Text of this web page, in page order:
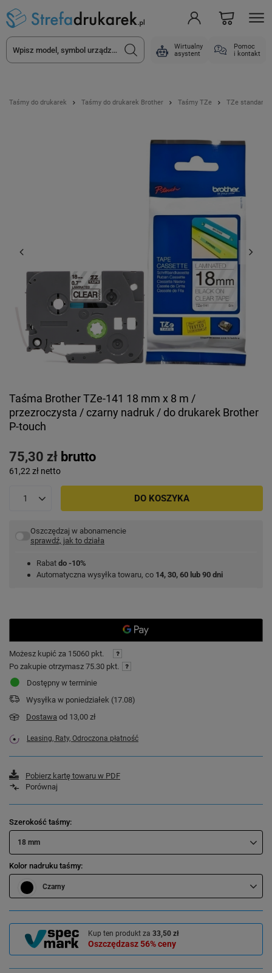
Wirtualny
asystent
Pomoc
i kontakt
Taśmy do drukarek Taśmy do drukarek Brother Taśmy TZe TZe
Taśma Brother TZe-141 18 mm x 8 m /
przezroczysta / czarny nadruk / do drukarek Brother
P-touch
75,30 zł brutto
61,22 zł netto
DO KOSZYKA
Oszczędzaj w abonamencie
sprawdź, jak to działa
Rabat do -10%
Automatyczna wysyłka towaru, co 14, 30, 60 lub 90 dni
Możesz kupić za 15060 pkt.
Po zakupie otrzymasz 75.30 pkt.
Dostępny w terminie
Wysyłka w poniedziałek (17.08)
Dostawa od 13,00 zł
Leasing, Raty, Odroczona płatność
Pobierz kartę towaru w PDF
Porównaj
Szerokość taśmy
18 mm
Kolor nadruku taśmy
Czarny
Kup ten produkt za 33,50 zł
Oszczędzasz56%ceny